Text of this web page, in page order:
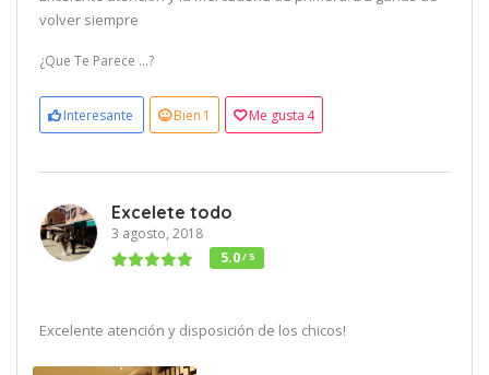
volver siempre
¿Que Te Parece ...?
Interesante Bien 1 Me gusta 4
Excelete todo
3 agosto, 2018
5.0/ 5
Excelente atención y disposición de los chicos!